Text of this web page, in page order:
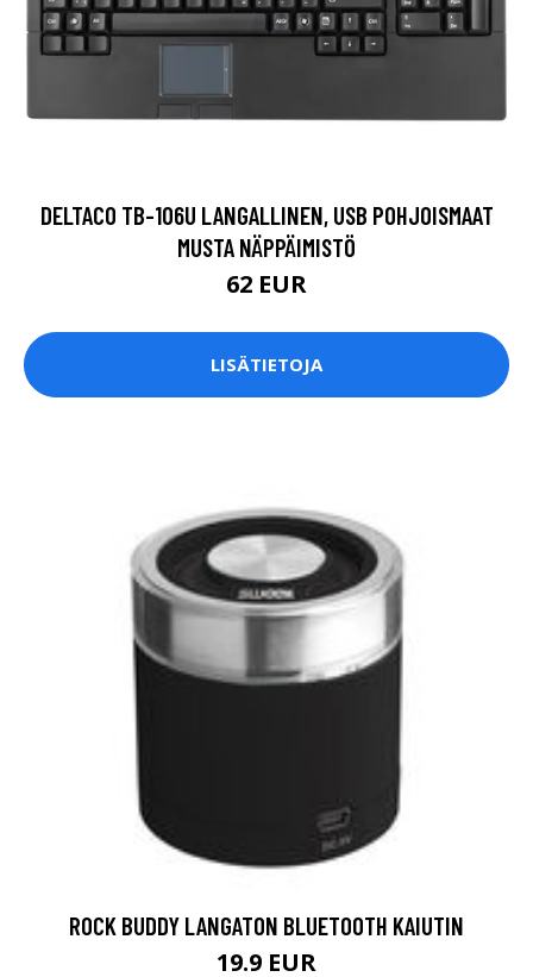
DELTACO TB-106U LANGALLINEN, USB POHJOISMAAT
MUSTA NÄPPÄIMISTÖ
62 EUR
LISÄTIETOJA
ROCK BUDDY LANGATON BLUETOOTH KAIUTIN
19.9 EUR